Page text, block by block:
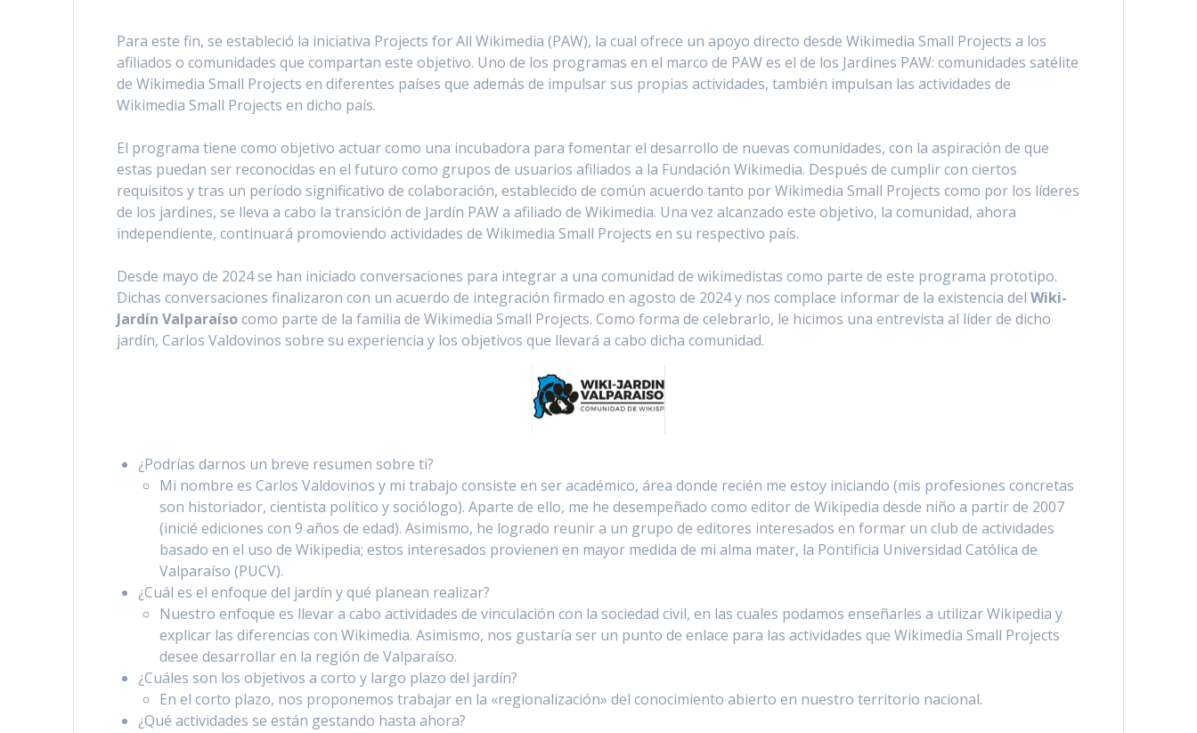
Para este fin, se estableció la iniciativa Projects for All Wikimedia (PAW), la cual ofrece un apoyo directo desde Wikimedia Small Projects a los
afiliados o comunidades que compartan este objetivo. Uno de los programas en el marco de PAW es el de los Jardines PAW: comunidades satélite
de Wikimedia Small Projects en diferentes países que además de impulsar sus propias actividades, también impulsan las actividades de
Wikimedia Small Projects en dicho país.
El programa tiene como objetivo actuar como una incubadora para fomentar el desarrollo de nuevas comunidades, con la aspiración de que
estas puedan ser reconocidas en el futuro como grupos de usuarios afiliados a la Fundación Wikimedia. Después de cumplir con ciertos
requisitos y tras un período significativo de colaboración, establecido de común acuerdo tanto por Wikimedia Small Projects como por los líderes
de los jardines, se lleva a cabo la transición de Jardín PAW a afiliado de Wikimedia. Una vez alcanzado este objetivo, la comunidad, ahora
independiente, continuará promoviendo actividades de Wikimedia Small Projects en su respectivo país.
Desde mayo de 2024 se han iniciado conversaciones para integrar a una comunidad de wikimedistas como parte de este programa prototipo.
Dichas conversaciones finalizaron con un acuerdo de integración firmado en agosto de 2024 y nos complace informar de la existencia delWiki-
Jardín Valparaísocomo parte de la familia de Wikimedia Small Projects. Como forma de celebrarlo, le hicimos una entrevista al líder de dicho
jardín, Carlos Valdovinos sobre su experiencia y los objetivos que llevará a cabo dicha comunidad.
¿Podrías darnos un breve resumen sobre ti?
Mi nombre es Carlos Valdovinos y mi trabajo consiste en ser académico, área donde recién me estoy iniciando (mis profesiones concretas
son historiador, cientista político y sociólogo). Aparte de ello, me he desempeñado como editor de Wikipedia desde niño a partir de 2007
(inicié ediciones con 9 años de edad). Asimismo, he logrado reunir a un grupo de editores interesados en formar un club de actividades
basado en el uso de Wikipedia; estos interesados provienen en mayor medida de mi alma mater, la Pontificia Universidad Católica de
Valparaíso (PUCV).
¿Cuál es el enfoque del jardín y qué planean realizar?
Nuestro enfoque es llevar a cabo actividades de vinculación con la sociedad civil, en las cuales podamos enseñarles a utilizar Wikipedia y
explicar las diferencias con Wikimedia. Asimismo, nos gustaría ser un punto de enlace para las actividades que Wikimedia Small Projects
desee desarrollar en la región de Valparaíso.
¿Cuáles son los objetivos a corto y largo plazo del jardín?
En el corto plazo, nos proponemos trabajar en la «regionalización» del conocimiento abierto en nuestro territorio nacional.
¿Qué actividades se están gestando hasta ahora?